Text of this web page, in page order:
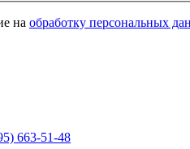
на обработку персональных
663-51-48